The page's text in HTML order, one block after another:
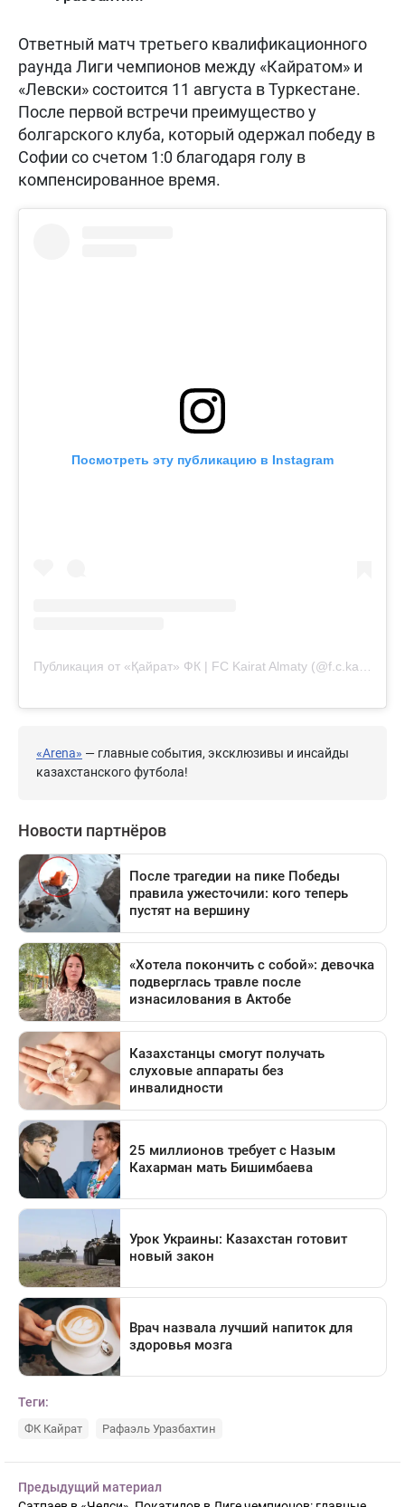
Ответный матч третьего квалификационного
раунда Лиги чемпионов между «Кайратом» и
«Левски» состоится 11 августа в Туркестане.
После первой встречи преимущество у
болгарского клуба, который одержал победу в
Софии со счетом 1:0 благодаря голу в
компенсированное время.
Посмотреть эту публикацию в Instagram
Публикация от «Қайрат» ФК | FC Kairat Almaty (@f.c.kairat)
«Arena» — главные события, эксклюзивы и инсайды
казахстанского футбола!
Теги:
ФК Кайрат Рафаэль Уразбахтин
Предыдущий материал